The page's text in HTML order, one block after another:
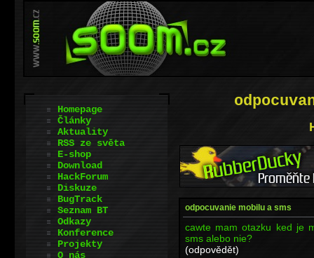
odpocuvanie mobilu a sms
cawte mam otazku ked je
sms alebo nie?
(odpovědět)
Homepage
Články
Aktuality
RSS ze světa
E-shop
Download
HackForum
Diskuze
BugTrack
Seznam BT
Odkazy
Konference
Projekty
O nás